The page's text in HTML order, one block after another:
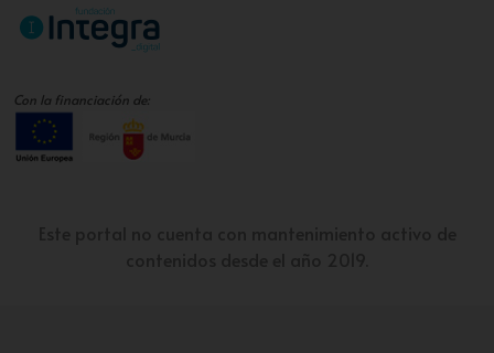
Con la financiación de: